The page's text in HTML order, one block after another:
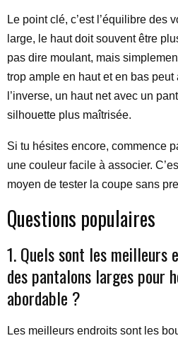
Le point clé, c’est l’équilibre des
large, le haut doit souvent être
pas dire moulant, mais
trop ample en haut et en bas peut
l’inverse, un haut net avec un
silhouette plus maîtrisée.
Si tu hésites encore, commence
une couleur facile à associer.
moyen de tester la coupe sans
Questions populaires
1. Quels sont les meilleurs
des pantalons larges pour
abordable ?
Les meilleurs endroits sont les